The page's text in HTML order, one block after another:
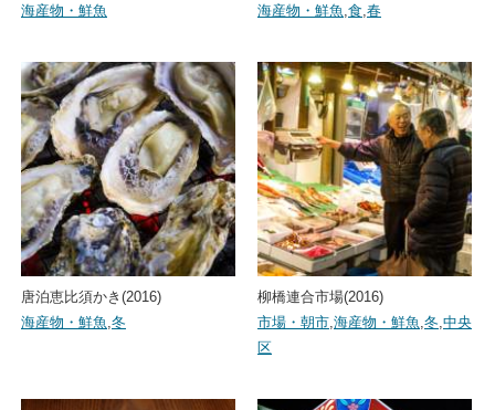
海産物・鮮魚 海産物・鮮魚,食,春
唐泊恵比須かき(2016)
海産物・鮮魚,冬
柳橋連合市場(2016)
市場・朝市,海産物・鮮魚,冬,中央
区